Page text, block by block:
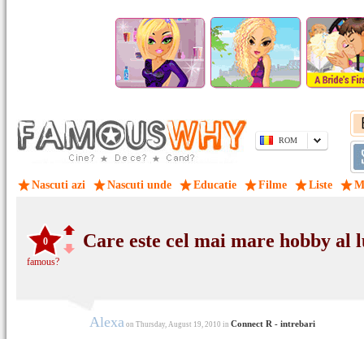
ROM
Nascuti azi Nascuti unde Educatie Filme Liste
0
famous?
Care este cel mai mare hobby al
Alexa on Thursday, August 19, 2010 in Connect R - intrebari